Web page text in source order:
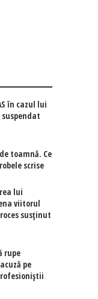
în cazul lui
toamnă. Ce
scrise
lui
viitorul
susținut
rupe
pe